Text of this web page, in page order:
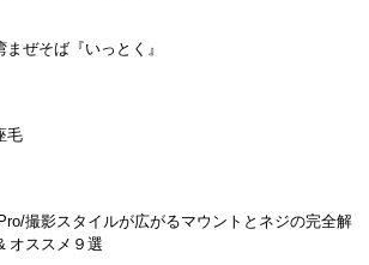
まぜそば『いっとく』
毛
撮影スタイルが広がるマウントとネジの完全解
オススメ９選